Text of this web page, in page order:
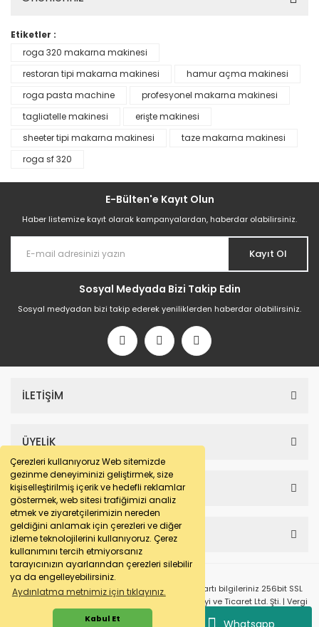
Çerezleri kullanıyoruz Web sitemizde
gezinme deneyiminizi geliştirmek, size
kişiselleştirilmiş içerik ve hedefli reklamlar
göstermek, web sitesi trafiğimizi analiz
etmek ve ziyaretçilerimizin nereden
geldiğini anlamak için çerezleri ve diğer
izleme teknolojilerini kullanıyoruz. Çerez
kullanımını tercih etmiyorsanız
tarayıcınızın ayarlarından çerezleri silebilir
ya da engelleyebilirsiniz.
Aydınlatma metnimiz için tıklayınız.
Kabul Et Whatsapp
Etiketler :
roga 320 makarna makinesi
restoran tipi makarna makinesi
hamur açma makinesi
roga pasta machine
profesyonel makarna makinesi
tagliatelle makinesi
erişte makinesi
sheeter tipi makarna makinesi
taze makarna makinesi
roga sf 320
E-Bülten'e Kayıt Olun
Haber listemize kayıt olarak kampanyalardan, haberdar olabilirsiniz.
Kayıt Ol
Sosyal Medyada Bizi Takip Edin
Sosyal medyadan bizi takip ederek yeniliklerden haberdar olabilirsiniz.
İLETİŞİM
ÜYELİK
SAYFALAR
HESABIM
© e-makarna.com Tüm Hakları Saklıdır. Kredi kartı bilgileriniz 256bit SSL
sertifikası ile korunmaktadır. Pasfil Makine Sanayi ve Ticaret Ltd. Şti. | Vergi
No: 7220436611 | MERSİS No: 072204366100013 | Ticaret Sicil No: 586968-0